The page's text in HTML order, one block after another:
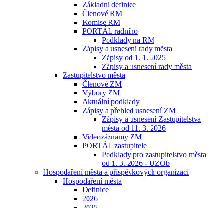
Základní definice
Členové RM
Komise RM
PORTÁL radního
Podklady na RM
Zápisy a usnesení rady města
Zápisy od 1. 1. 2025
Zápisy a usnesení rady města
Zastupitelstvo města
Členové ZM
Výbory ZM
Aktuální podklady
Zápisy a přehled usnesení ZM
Zápisy a usnesení Zastupitelstva
města od 11. 3. 2026
Videozáznamy ZM
PORTÁL zastupitele
Podklady pro zastupitelstvo města
od 1. 3. 2026 - UZOb
Hospodaření města a příspěvkových organizací
Hospodaření města
Definice
2026